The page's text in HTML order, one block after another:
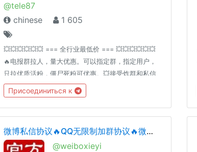
@tele87
chinese
1 605
💥💥💥💥💥💥 === 全行业最低价 === 💥💥💥💥💥💥
🔥电报群拉人，量大优惠。可以指定群，指定用户，
只拉优质活粉，僵尸死粉可优惠。💥接受炸群和私信
业务，推广效果看得见。推广行业包括：彩票，菠
菜，棋牌，保健，股票，网赚，男科，妇科，减肥，
补肾，微交易，祛斑🌈出售一整套电报拉人、炸群、
【mss0876】,诚信服务。
Присоединиться к
微博私信协议🔥QQ无限制加群协议🔥微信🔥贴吧🔥陌陌账号批发
@weiboxieyi